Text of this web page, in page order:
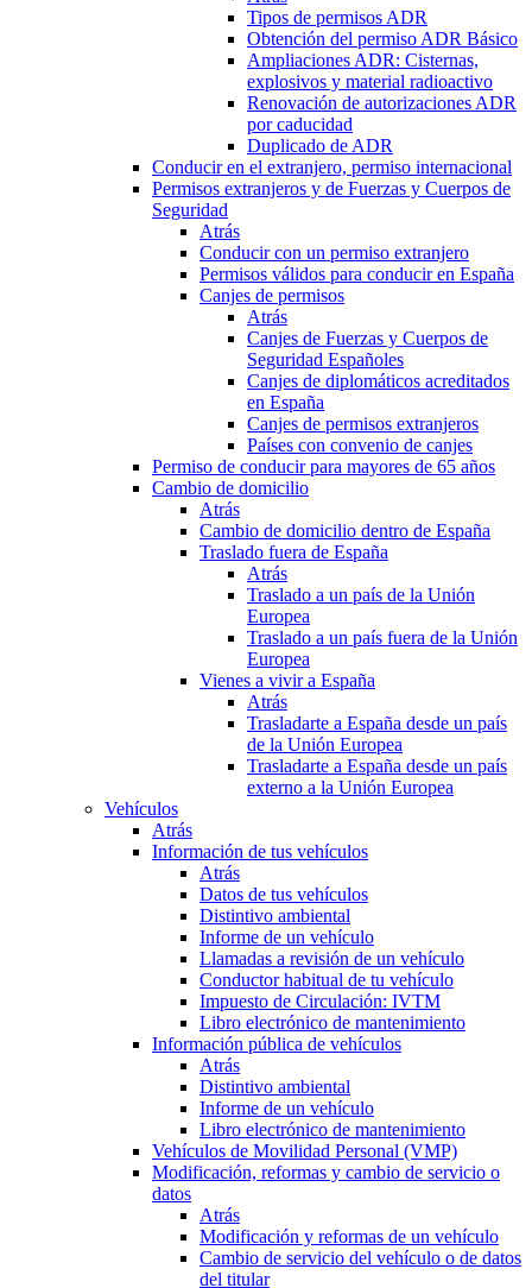
Tipos de permisos ADR
Obtención del permiso ADR Básico
Ampliaciones ADR: Cisternas,
explosivos y material radioactivo
Renovación de autorizaciones ADR
por caducidad
Duplicado de ADR
Conducir en el extranjero, permiso internacional
Permisos extranjeros y de Fuerzas y Cuerpos de
Seguridad
Atrás
Conducir con un permiso extranjero
Permisos válidos para conducir en España
Canjes de permisos
Atrás
Canjes de Fuerzas y Cuerpos de
Seguridad Españoles
Canjes de diplomáticos acreditados
en España
Canjes de permisos extranjeros
Países con convenio de canjes
Permiso de conducir para mayores de 65 años
Cambio de domicilio
Atrás
Cambio de domicilio dentro de España
Traslado fuera de España
Atrás
Traslado a un país de la Unión
Europea
Traslado a un país fuera de la Unión
Europea
Vienes a vivir a España
Atrás
Trasladarte a España desde un país
de la Unión Europea
Trasladarte a España desde un país
externo a la Unión Europea
Vehículos
Atrás
Información de tus vehículos
Atrás
Datos de tus vehículos
Distintivo ambiental
Informe de un vehículo
Llamadas a revisión de un vehículo
Conductor habitual de tu vehículo
Impuesto de Circulación: IVTM
Libro electrónico de mantenimiento
Información pública de vehículos
Atrás
Distintivo ambiental
Informe de un vehículo
Libro electrónico de mantenimiento
Vehículos de Movilidad Personal (VMP)
Modificación, reformas y cambio de servicio o
datos
Atrás
Modificación y reformas de un vehículo
Cambio de servicio del vehículo o de datos
del titular